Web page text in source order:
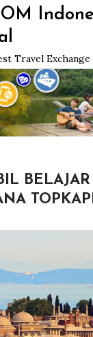
Travel Exchange
BELAJAR